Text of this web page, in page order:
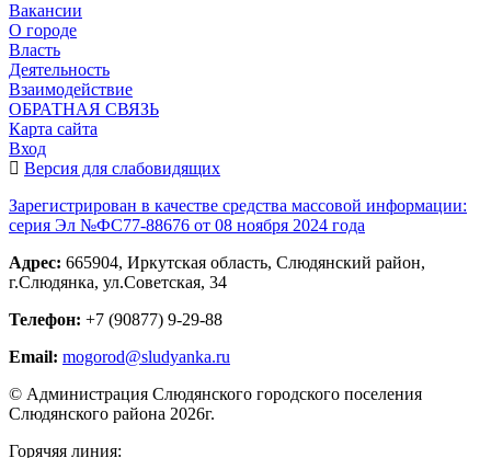
Вакансии
О городе
Власть
Деятельность
Взаимодействие
ОБРАТНАЯ СВЯЗЬ
Карта сайта
Вход
Версия для слабовидящих
Зарегистрирован в качестве средства массовой информации:
серия Эл №ФС77-88676 от 08 ноября 2024 года
Адрес: 665904, Иркутская область, Слюдянский район,
г.Слюдянка, ул.Советская, 34
Телефон: +7 (90877) 9-29-88
Email: mogorod@sludyanka.ru
© Администрация Слюдянского городского поселения
Слюдянского района 2026г.
Горячяя линия: